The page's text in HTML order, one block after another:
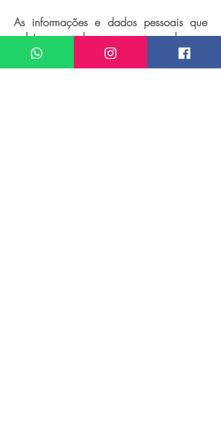
As informações e dados pessoais que
coletamos podem ser armazenadas em
servidores conectados a internet (nuvem)
localizados em centros de dados